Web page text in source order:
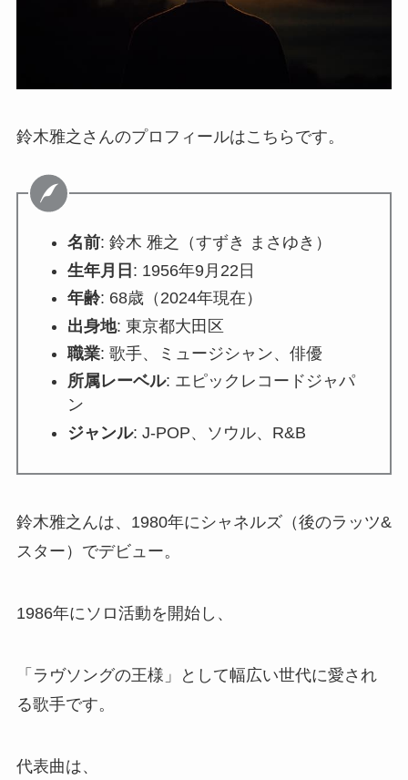
鈴木雅之さんのプロフィールはこちらです。
名前: 鈴木 雅之（すずき まさゆき）
生年月日 : 1956年9月22日
年齢: 68歳（2024年現在）
出身地: 東京都大田区
職業: 歌手、ミュージシャン、俳優
所属レーベル: エピックレコードジャパ
ン
ジャンル: J-POP、ソウル、R&B
鈴木雅之んは、1980年にシャネルズ（後のラッツ&
スター）でデビュー。
1986年にソロ活動を開始し、
「ラヴソングの王様」として幅広い世代に愛され
る歌手です。
代表曲は、